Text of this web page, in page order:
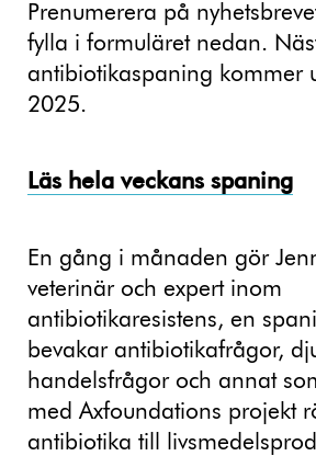
Prenumerera på
fylla i formuläret nedan.
antibiotikaspaning kommer
2025.
Läs hela veckans spaning
En gång i månaden gör
veterinär och expert inom
antibiotikaresistens, en
bevakar antibiotikafrågor,
handelsfrågor och annat
med Axfoundations projekt
antibiotika till